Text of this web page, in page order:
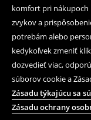
komfort pri nákupoch
zvykov a
potrebám alebo
kedykoľvek zmeniť
dozvedieť viac,
súborov cookie a
Zásadu týkajúcu sa
Zásadu ochrany